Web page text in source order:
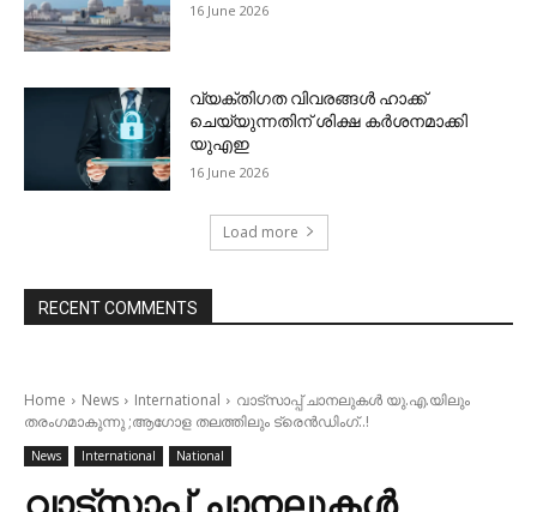
16 June 2026
വ്യക്തിഗത വിവരങ്ങള്‍ ഹാക്ക്
ചെയ്യുന്നതിന് ശിക്ഷ കര്‍ശനമാക്കി
യുഎഇ
16 June 2026
Load more
RECENT COMMENTS